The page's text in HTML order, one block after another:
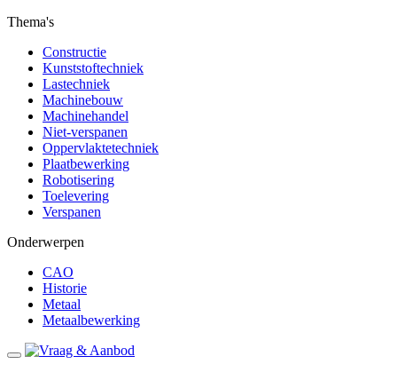
Thema's
Constructie
Kunststoftechniek
Lastechniek
Machinebouw
Machinehandel
Niet-verspanen
Oppervlaktetechniek
Plaatbewerking
Robotisering
Toelevering
Verspanen
Onderwerpen
CAO
Historie
Metaal
Metaalbewerking